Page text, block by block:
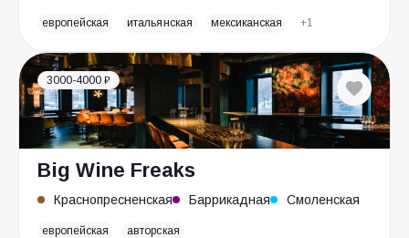
европейская итальянская мексиканская +1
3000-4000 ₽
Big Wine Freaks
Краснопресненская Баррикадная Смоленская
европейская авторская